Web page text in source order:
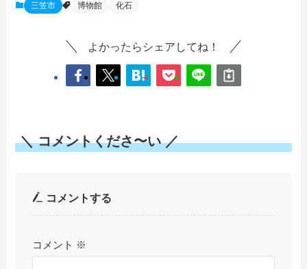
三笠市 博物館 化石
よかったらシェアしてね！
＼ コメントくださ〜い ／
コメントする
コメント ※